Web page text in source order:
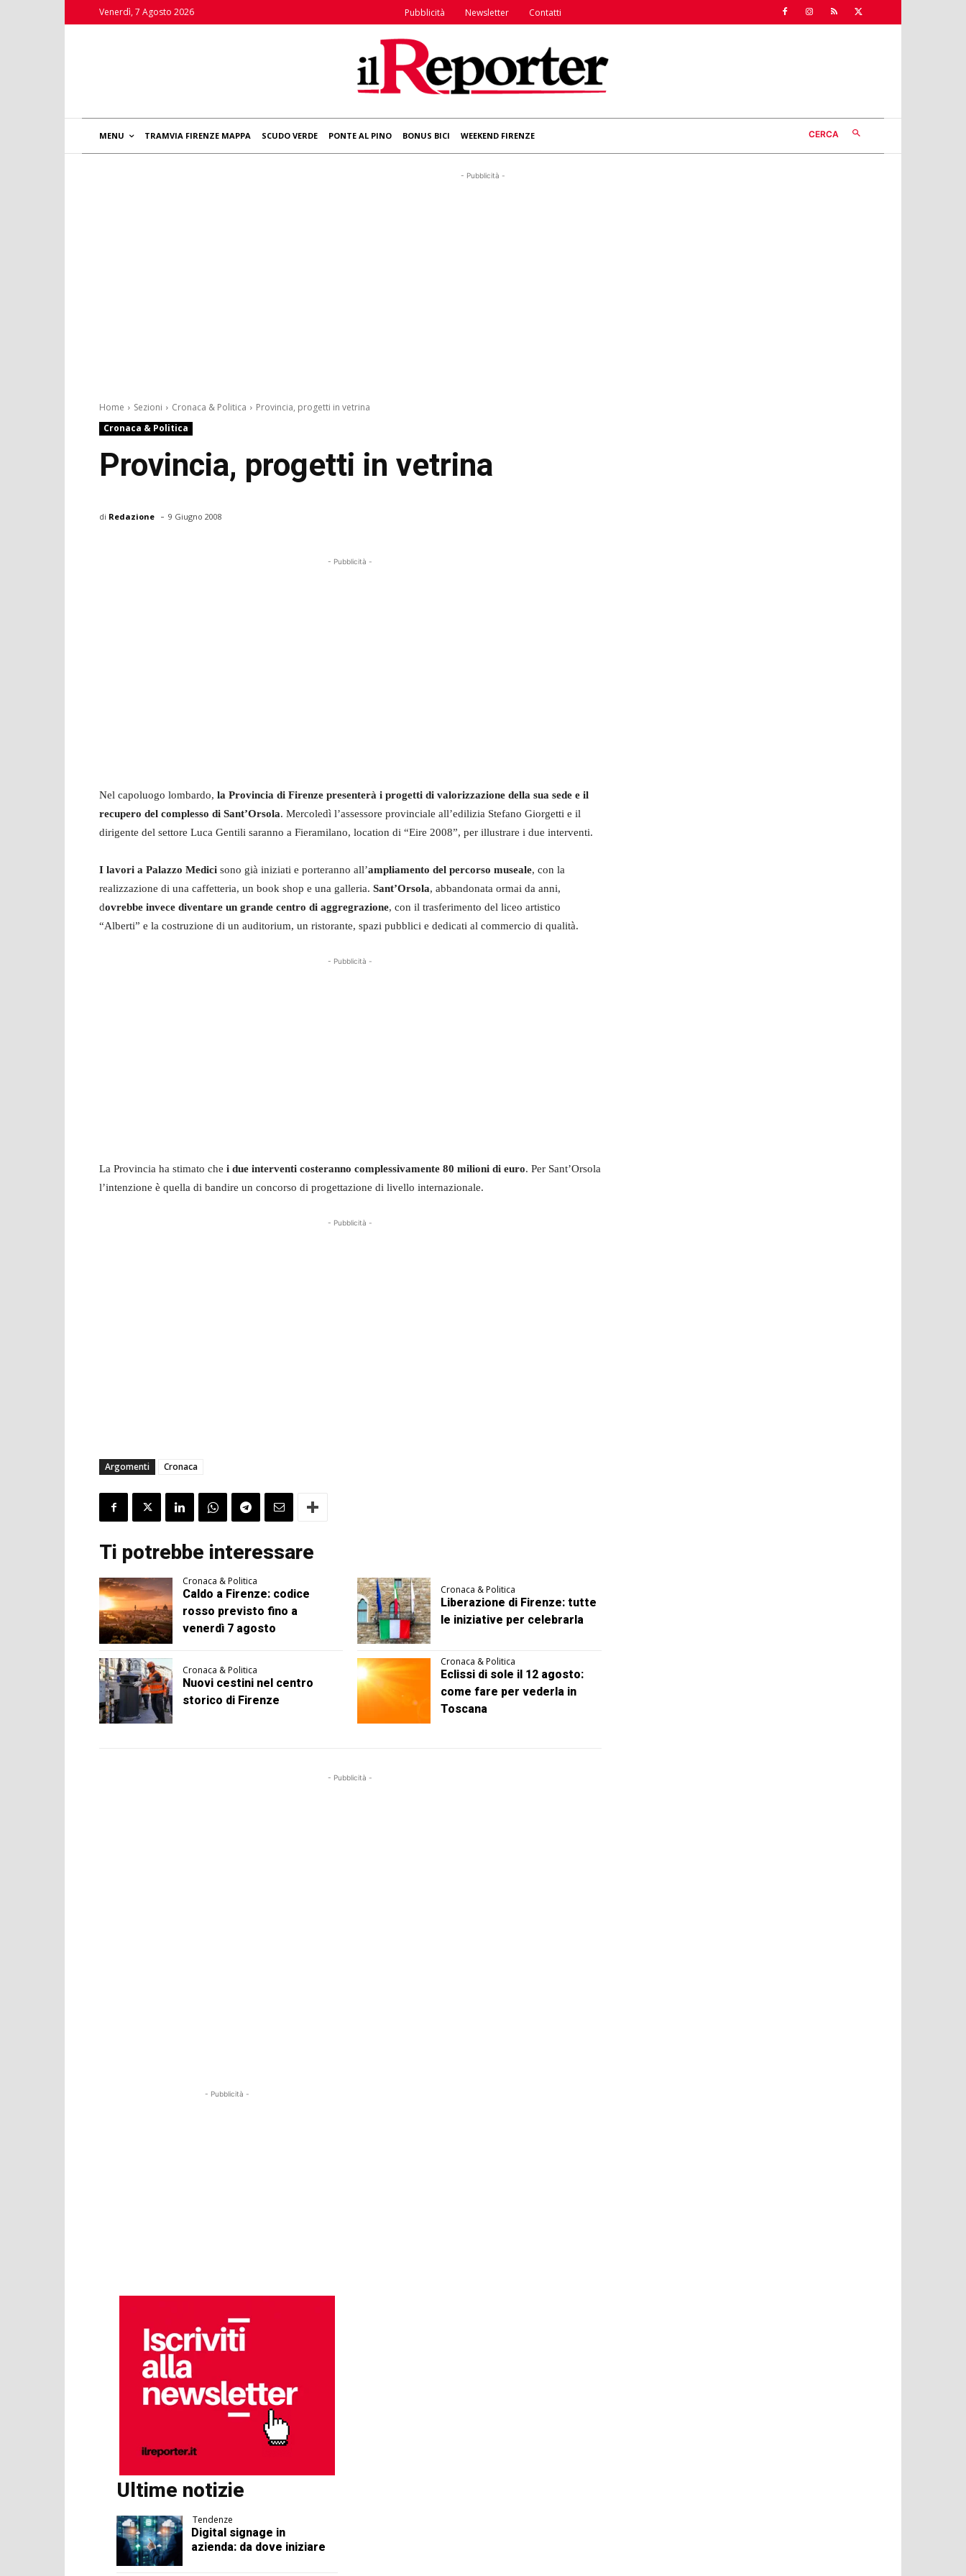
Venerdì, 7 Agosto 2026 Pubblicità Newsletter Contatti
MENU TRAMVIA FIRENZE MAPPA SCUDO VERDE PONTE AL PINO BONUS BICI WEEKEND FIRENZE CERCA
- Pubblicità -
Home Sezioni Cronaca & Politica
Provincia, progetti in vetrina
Cronaca & Politica
Provincia, progetti in vetrina
di Redazione - 9 Giugno 2008
- Pubblicità -
Nel capoluogo lombardo, la Provincia di Firenze presenterà i progetti di valorizzazione della sua sede e il
recupero del complesso di Sant’Orsola. Mercoledì l’assessore provinciale all’edilizia Stefano Giorgetti e il
dirigente del settore Luca Gentili saranno a Fieramilano, location di “Eire 2008”, per illustrare i due interventi.
I lavori a Palazzo Medici sono già iniziati e porteranno all’ampliamento del percorso museale, con la
realizzazione di una caffetteria, un book shop e una galleria. Sant’Orsola, abbandonata ormai da anni,
dovrebbe invece diventare un grande centro di aggregrazione, con il trasferimento del liceo artistico
“Alberti” e la costruzione di un auditorium, un ristorante, spazi pubblici e dedicati al commercio di qualità.
- Pubblicità -
La Provincia ha stimato che i due interventi costeranno complessivamente 80 milioni di euro. Per Sant’Orsola
l’intenzione è quella di bandire un concorso di progettazione di livello internazionale.
- Pubblicità -
Argomenti Cronaca
Ti potrebbe interessare
Cronaca & Politica
Caldo a Firenze: codice
rosso previsto fino a
venerdì 7 agosto
Cronaca & Politica
Liberazione di Firenze: tutte
le iniziative per celebrarla
Cronaca & Politica
Nuovi cestini nel centro
storico di Firenze
Cronaca & Politica
Eclissi di sole il 12 agosto:
come fare per vederla in
Toscana
- Pubblicità -
- Pubblicità -
Ultime notizie
Tendenze
Digital signage in
azienda: da dove iniziare